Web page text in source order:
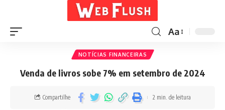
Aa
NOTÍCIAS FINANCEIRAS
Venda de livros sobe 7% em setembro de 2024
Compartilhe 2 min. de leitura